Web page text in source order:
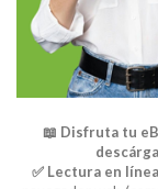
📖 Disfruta tu
✅ Lectura en